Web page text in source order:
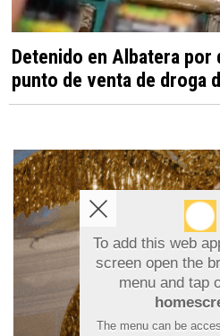
Detenido en Albatera
punto de venta de droga
To add this web
screen open the
menu and tap
The menu can be
Aviso sobre el
Utilizamos cookies
funcionamiento del
cookies y como